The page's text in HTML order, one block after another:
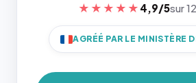
★★★★★ 4,9/5sur
AGRÉÉ PAR LE MINISTÈRE